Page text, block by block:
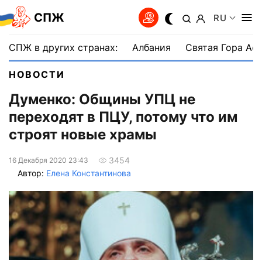
СПЖ RU
СПЖ в других странах: Албания Святая Гора
НОВОСТИ
Думенко: Общины УПЦ не
переходят в ПЦУ, потому что им
строят новые храмы
16 Декабря 2020 23:43
3454
Автор: Елена Константинова